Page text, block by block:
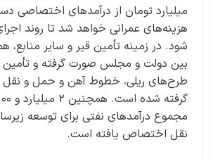
میلیارد تومان از درآمدهای اختصاصی
هزینه‌های عمرانی خواهد شد تا روند
شود. در زمینه تأمین قیر و سایر منابع،
بین دولت و مجلس صورت گرفته و تأمین
طرح‌های ریلی، خطوط آهن و حمل و نقل
مجموع درآمدهای نفتی برای توسعه
نقل اختصاص یافته است.